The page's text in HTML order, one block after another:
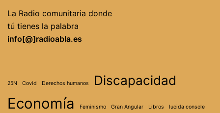
La Radio comunitaria donde
tú tienes la palabra
info[@]radioabla.es
25N Covid Derechos humanos Discapacidad
Economía Feminismo Gran Angular Libros lucida console